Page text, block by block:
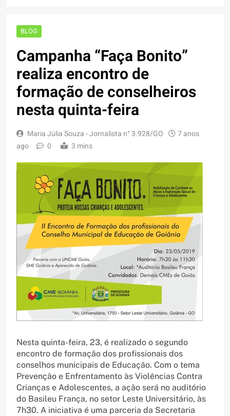
BLOG
Campanha “Faça Bonito”
realiza encontro de
formação de conselheiros
nesta quinta-feira
Maria Júlia Souza - Jornalista n° 3.928/GO
7 anos
ago
0 3 mins
Nesta quinta-feira, 23, é realizado o segundo
encontro de formação dos profissionais dos
conselhos municipais de Educação. Com o tema
Prevenção e Enfrentamento às Violências Contra
Crianças e Adolescentes, a ação será no auditório
do Basileu França, no setor Leste Universitário, às
7h30. A iniciativa é uma parceria da Secretaria